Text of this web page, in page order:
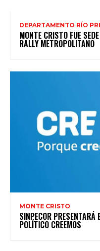
DEPARTAMENTO RÍO
MONTE CRISTO FUE
RALLY METROPOLITANO
MONTE CRISTO
SINPECOR
POLÍTICO CREEMOS